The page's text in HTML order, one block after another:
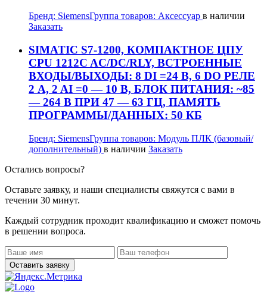
Бренд: SiemensГруппа товаров: Аксессуар в наличии
Заказать
SIMATIC S7-1200, КОМПАКТНОЕ ЦПУ
CPU 1212C AC/DC/RLY, ВСТРОЕННЫЕ
ВХОДЫ/ВЫХОДЫ: 8 DI =24 В, 6 DO РЕЛЕ
2 A, 2 AI =0 — 10 В, БЛОК ПИТАНИЯ: ~85
— 264 В ПРИ 47 — 63 ГЦ, ПАМЯТЬ
ПРОГРАММЫ/ДАННЫХ: 50 КБ
Бренд: SiemensГруппа товаров: Модуль ПЛК (базовый/
дополнительный) в наличии Заказать
Остались вопросы?
Оставьте заявку, и наши специалисты свяжутся с вами в
течении 30 минут.
Каждый сотрудник проходит квалификацию и сможет помочь
в решении вопроса.